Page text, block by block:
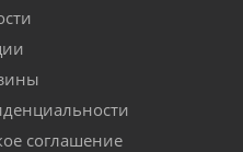
соглашение